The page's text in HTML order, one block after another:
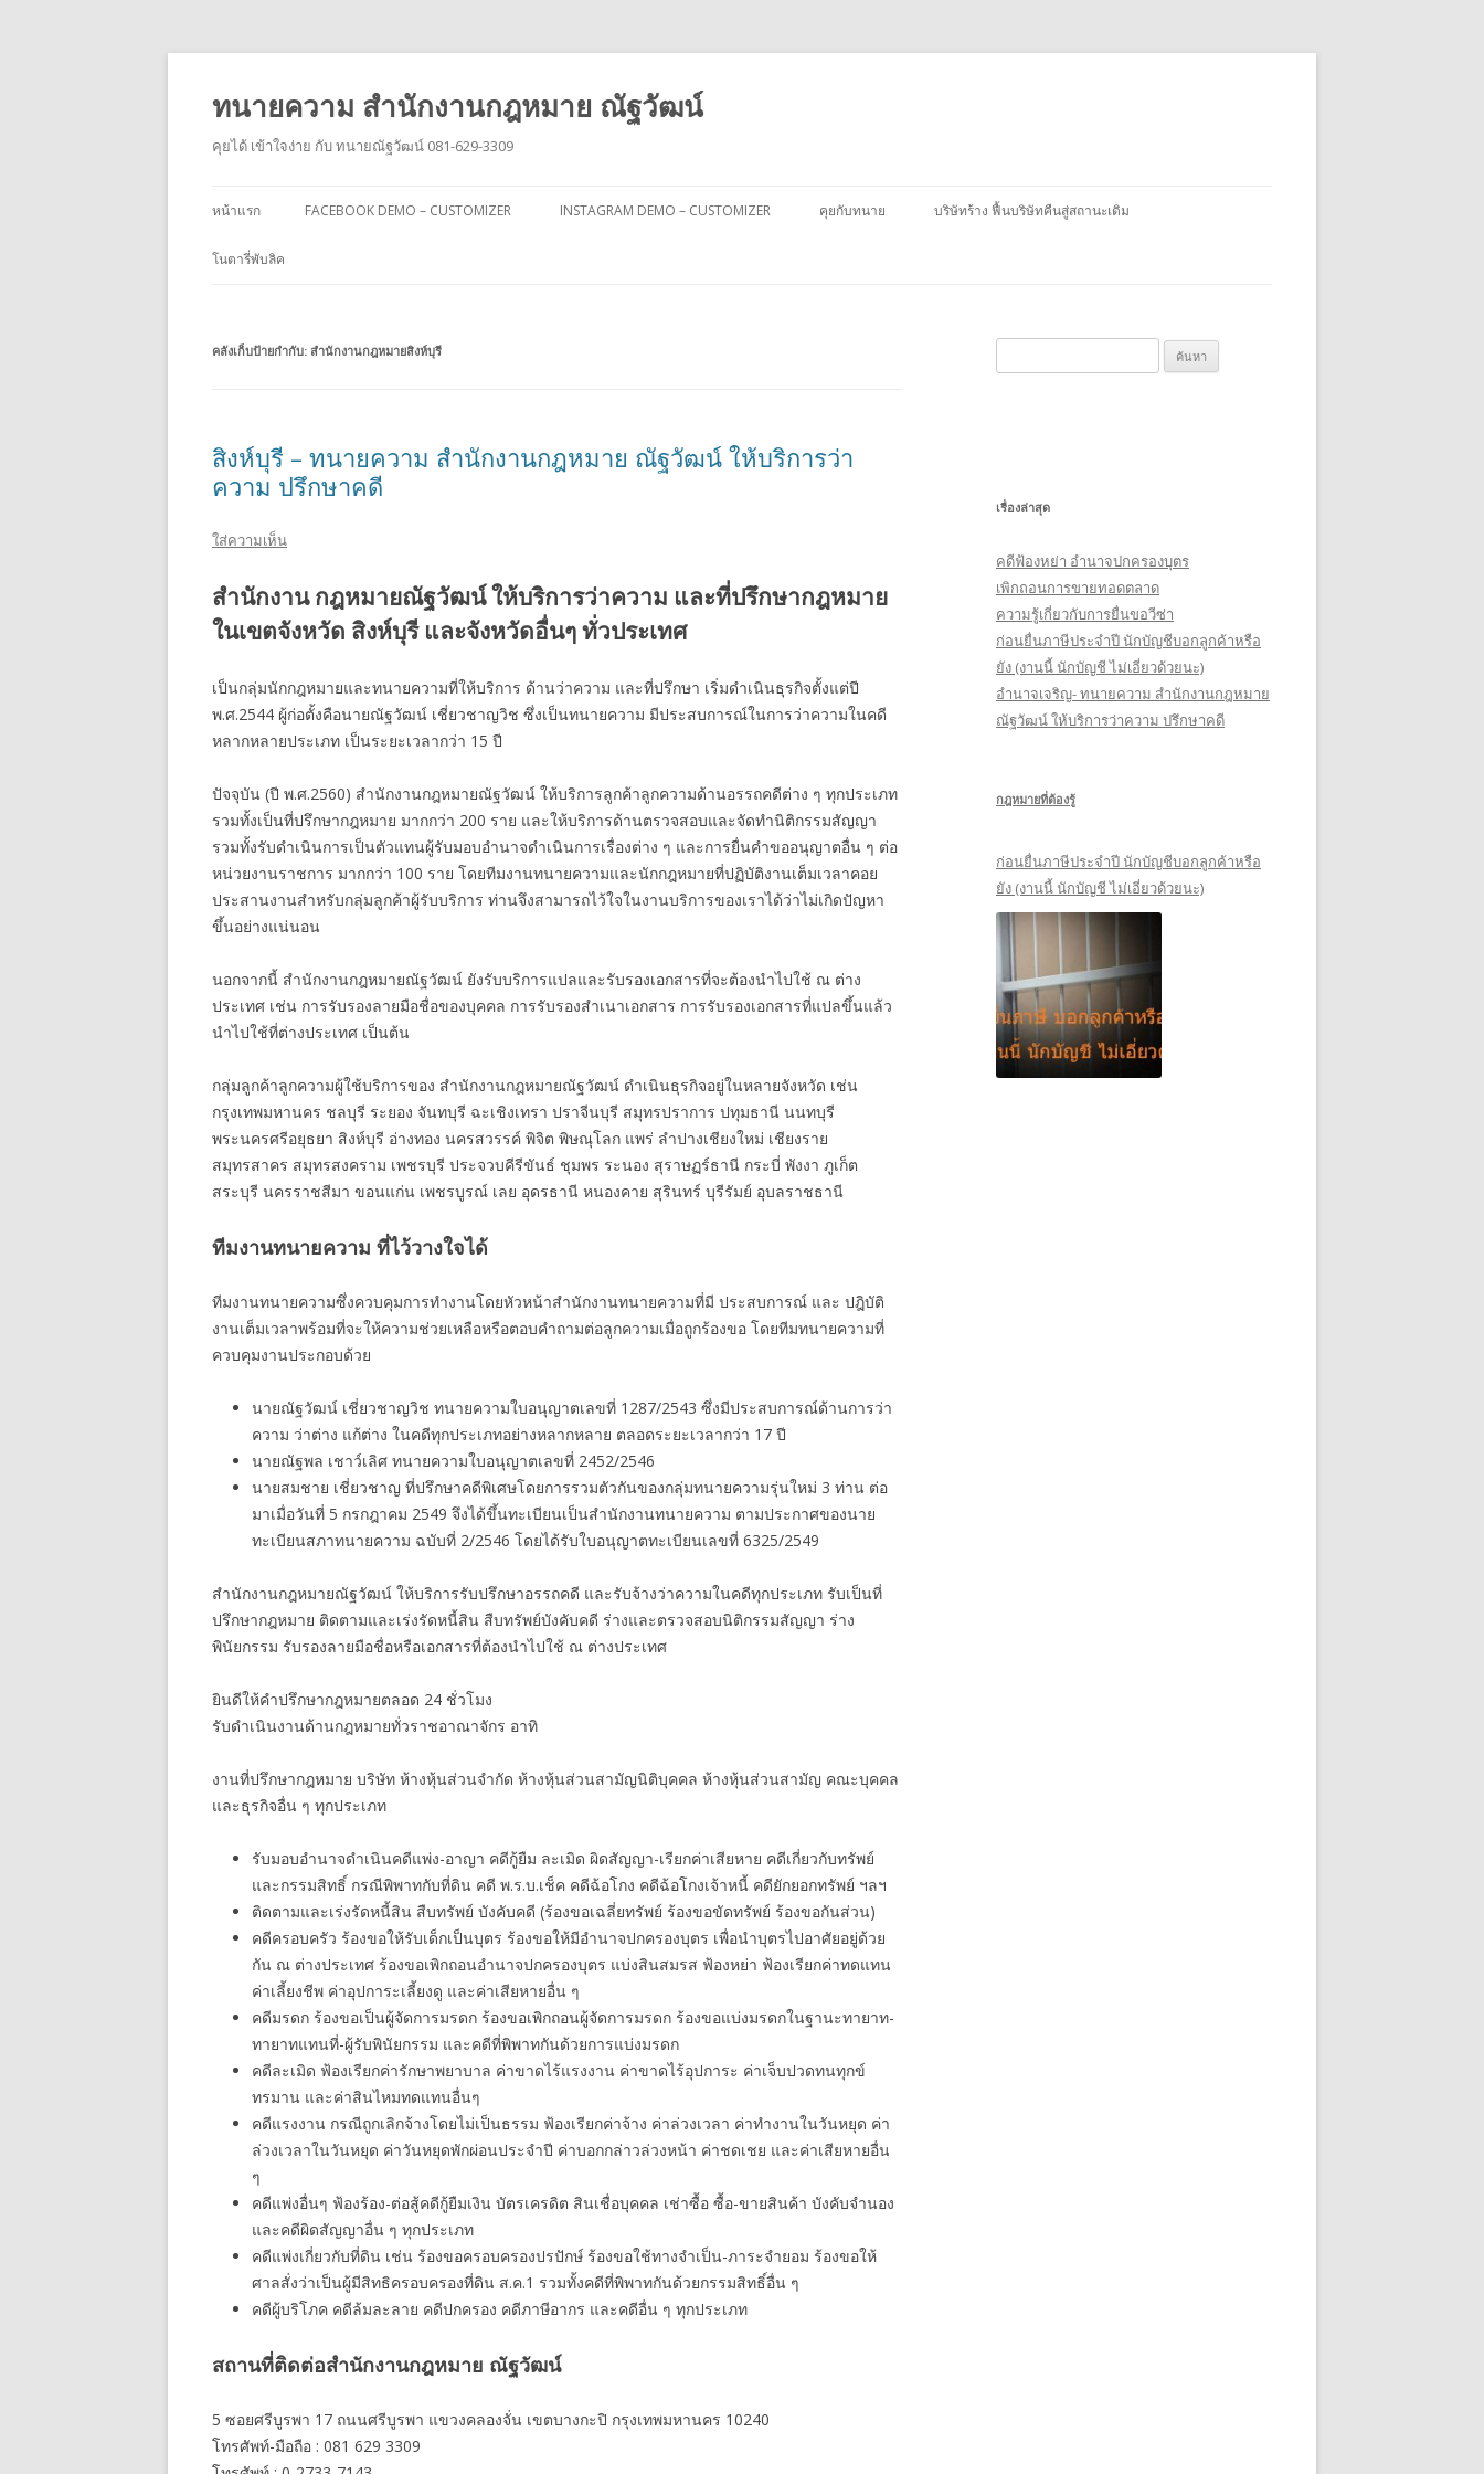
ทนายความ สำนักงานกฎหมาย ณัฐวัฒน์
คุยได้ เข้าใจง่าย กับ ทนายณัฐวัฒน์ 081-629-3309
ไป
หน้าแรก FACEBOOK DEMO – CUSTOMIZER INSTAGRAM DEMO – CUSTOMIZER คุยกับทนาย บริษัทร้าง ฟื้นบริษัทคืนสู่สถานะเดิม
โนตารี่พับลิค
คลังเก็บป้ายกำกับ: สำนักงานกฎหมายสิงห์บุรี
สิงห์บุรี – ทนายความ สำนักงานกฎหมาย ณัฐวัฒน์ ให้บริการว่า
ความ ปรึกษาคดี
ใส่ความเห็น
สำนักงาน กฎหมายณัฐวัฒน์ ให้บริการว่าความ และที่ปรึกษากฎหมาย
ในเขตจังหวัด สิงห์บุรี และจังหวัดอื่นๆ ทั่วประเทศ
เป็นกลุ่มนักกฎหมายและทนายความที่ให้บริการ ด้านว่าความ และที่ปรึกษา เริ่มดำเนินธุรกิจตั้งแต่ปี
พ.ศ.2544 ผู้ก่อตั้งคือนายณัฐวัฒน์ เชี่ยวชาญวิช ซึ่งเป็นทนายความ มีประสบการณ์ในการว่าความในคดี
หลากหลายประเภท เป็นระยะเวลากว่า 15 ปี
ปัจจุบัน (ปี พ.ศ.2560) สำนักงานกฎหมายณัฐวัฒน์ ให้บริการลูกค้าลูกความด้านอรรถคดีต่าง ๆ ทุกประเภท
รวมทั้งเป็นที่ปรึกษากฎหมาย มากกว่า 200 ราย และให้บริการด้านตรวจสอบและจัดทำนิติกรรมสัญญา
รวมทั้งรับดำเนินการเป็นตัวแทนผู้รับมอบอำนาจดำเนินการเรื่องต่าง ๆ และการยื่นคำขออนุญาตอื่น ๆ ต่อ
หน่วยงานราชการ มากกว่า 100 ราย โดยทีมงานทนายความและนักกฎหมายที่ปฏิบัติงานเต็มเวลาคอย
ประสานงานสำหรับกลุ่มลูกค้าผู้รับบริการ ท่านจึงสามารถไว้ใจในงานบริการของเราได้ว่าไม่เกิดปัญหา
ขึ้นอย่างแน่นอน
นอกจากนี้ สำนักงานกฎหมายณัฐวัฒน์ ยังรับบริการแปลและรับรองเอกสารที่จะต้องนำไปใช้ ณ ต่าง
ประเทศ เช่น การรับรองลายมือชื่อของบุคคล การรับรองสำเนาเอกสาร การรับรองเอกสารที่แปลขึ้นแล้ว
นำไปใช้ที่ต่างประเทศ เป็นต้น
กลุ่มลูกค้าลูกความผู้ใช้บริการของ สำนักงานกฎหมายณัฐวัฒน์ ดำเนินธุรกิจอยู่ในหลายจังหวัด เช่น
กรุงเทพมหานคร ชลบุรี ระยอง จันทบุรี ฉะเชิงเทรา ปราจีนบุรี สมุทรปราการ ปทุมธานี นนทบุรี
พระนครศรีอยุธยา สิงห์บุรี อ่างทอง นครสวรรค์ พิจิต พิษณุโลก แพร่ ลำปางเชียงใหม่ เชียงราย
สมุทรสาคร สมุทรสงคราม เพชรบุรี ประจวบคีรีขันธ์ ชุมพร ระนอง สุราษฏร์ธานี กระบี่ พังงา ภูเก็ต
สระบุรี นครราชสีมา ขอนแก่น เพชรบูรณ์ เลย อุดรธานี หนองคาย สุรินทร์ บุรีรัมย์ อุบลราชธานี
ทีมงานทนายความ ที่ไว้วางใจได้
ทีมงานทนายความซึ่งควบคุมการทำงานโดยหัวหน้าสำนักงานทนายความที่มี ประสบการณ์ และ ปฎิบัติ
งานเต็มเวลาพร้อมที่จะให้ความช่วยเหลือหรือตอบคำถามต่อลูกความเมื่อถูกร้องขอ โดยทีมทนายความที่
ควบคุมงานประกอบด้วย
นายณัฐวัฒน์ เชี่ยวชาญวิช ทนายความใบอนุญาตเลขที่ 1287/2543 ซึ่งมีประสบการณ์ด้านการว่า
ความ ว่าต่าง แก้ต่าง ในคดีทุกประเภทอย่างหลากหลาย ตลอดระยะเวลากว่า 17 ปี
นายณัฐพล เชาว์เลิศ ทนายความใบอนุญาตเลขที่ 2452/2546
นายสมชาย เชี่ยวชาญ ที่ปรึกษาคดีพิเศษโดยการรวมตัวกันของกลุ่มทนายความรุ่นใหม่ 3 ท่าน ต่อ
มาเมื่อวันที่ 5 กรกฎาคม 2549 จึงได้ขึ้นทะเบียนเป็นสำนักงานทนายความ ตามประกาศของนาย
ทะเบียนสภาทนายความ ฉบับที่ 2/2546 โดยได้รับใบอนุญาตทะเบียนเลขที่ 6325/2549
สำนักงานกฎหมายณัฐวัฒน์ ให้บริการรับปรึกษาอรรถคดี และรับจ้างว่าความในคดีทุกประเภท รับเป็นที่
ปรึกษากฎหมาย ติดตามและเร่งรัดหนี้สิน สืบทรัพย์บังคับคดี ร่างและตรวจสอบนิติกรรมสัญญา ร่าง
พินัยกรรม รับรองลายมือชื่อหรือเอกสารที่ต้องนำไปใช้ ณ ต่างประเทศ
ยินดีให้คำปรึกษากฎหมายตลอด 24 ชั่วโมง
รับดำเนินงานด้านกฎหมายทั่วราชอาณาจักร อาทิ
งานที่ปรึกษากฎหมาย บริษัท ห้างหุ้นส่วนจำกัด ห้างหุ้นส่วนสามัญนิติบุคคล ห้างหุ้นส่วนสามัญ คณะบุคคล
และธุรกิจอื่น ๆ ทุกประเภท
รับมอบอำนาจดำเนินคดีแพ่ง-อาญา คดีกู้ยืม ละเมิด ผิดสัญญา-เรียกค่าเสียหาย คดีเกี่ยวกับทรัพย์
และกรรมสิทธิ์ กรณีพิพาทกับที่ดิน คดี พ.ร.บ.เช็ค คดีฉ้อโกง คดีฉ้อโกงเจ้าหนี้ คดียักยอกทรัพย์ ฯลฯ
ติดตามและเร่งรัดหนี้สิน สืบทรัพย์ บังคับคดี (ร้องขอเฉลี่ยทรัพย์ ร้องขอขัดทรัพย์ ร้องขอกันส่วน)
คดีครอบครัว ร้องขอให้รับเด็กเป็นบุตร ร้องขอให้มีอำนาจปกครองบุตร เพื่อนำบุตรไปอาศัยอยู่ด้วย
กัน ณ ต่างประเทศ ร้องขอเพิกถอนอำนาจปกครองบุตร แบ่งสินสมรส ฟ้องหย่า ฟ้องเรียกค่าทดแทน
ค่าเลี้ยงชีพ ค่าอุปการะเลี้ยงดู และค่าเสียหายอื่น ๆ
คดีมรดก ร้องขอเป็นผู้จัดการมรดก ร้องขอเพิกถอนผู้จัดการมรดก ร้องขอแบ่งมรดกในฐานะทายาท-
ทายาทแทนที่-ผู้รับพินัยกรรม และคดีที่พิพาทกันด้วยการแบ่งมรดก
คดีละเมิด ฟ้องเรียกค่ารักษาพยาบาล ค่าขาดไร้แรงงาน ค่าขาดไร้อุปการะ ค่าเจ็บปวดทนทุกข์
ทรมาน และค่าสินไหมทดแทนอื่นๆ
คดีแรงงาน กรณีถูกเลิกจ้างโดยไม่เป็นธรรม ฟ้องเรียกค่าจ้าง ค่าล่วงเวลา ค่าทํางานในวันหยุด ค่า
ล่วงเวลาในวันหยุด ค่าวันหยุดพักผ่อนประจำปี ค่าบอกกล่าวล่วงหน้า ค่าชดเชย และค่าเสียหายอื่น
ๆ
คดีแพ่งอื่นๆ ฟ้องร้อง-ต่อสู้คดีกู้ยืมเงิน บัตรเครดิต สินเชื่อบุคคล เช่าซื้อ ซื้อ-ขายสินค้า บังคับจำนอง
และคดีผิดสัญญาอื่น ๆ ทุกประเภท
คดีแพ่งเกี่ยวกับที่ดิน เช่น ร้องขอครอบครองปรปักษ์ ร้องขอใช้ทางจำเป็น-ภาระจำยอม ร้องขอให้
ศาลสั่งว่าเป็นผู้มีสิทธิครอบครองที่ดิน ส.ค.1 รวมทั้งคดีที่พิพาทกันด้วยกรรมสิทธิ์อื่น ๆ
คดีผู้บริโภค คดีล้มละลาย คดีปกครอง คดีภาษีอากร และคดีอื่น ๆ ทุกประเภท
สถานที่ติดต่อสำนักงานกฎหมาย ณัฐวัฒน์
5 ซอยศรีบูรพา 17 ถนนศรีบูรพา แขวงคลองจั่น เขตบางกะปิ กรุงเทพมหานคร 10240
โทรศัพท์-มือถือ : 081 629 3309
น
รั
:
เรื่องล่าสุด
คดีฟ้องหย่า อำนาจปกครองบุตร
เพิกถอนการขายทอดตลาด
ความรู้เกี่ยวกับการยื่นขอวีซ่า
ก่อนยื่นภาษีประจำปี นักบัญชีบอกลูกค้าหรือ
ยัง (งานนี้ นักบัญชี ไม่เอี่ยวด้วยนะ)
อำนาจเจริญ- ทนายความ สำนักงานกฎหมาย
ณัฐวัฒน์ ให้บริการว่าความ ปรึกษาคดี
กฎหมายที่ต้องรู้
ก่อนยื่นภาษีประจำปี นักบัญชีบอกลูกค้าหรือ
ยัง (งานนี้ นักบัญชี ไม่เอี่ยวด้วยนะ)